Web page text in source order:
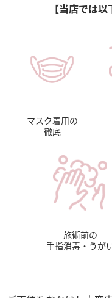
【当店では
マスク着用の
徹底
施術前の
手指消毒・うが